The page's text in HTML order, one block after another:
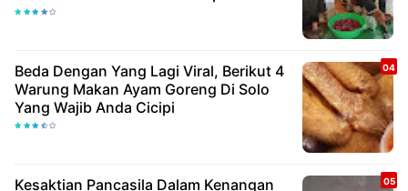
Beda Dengan Yang Lagi Viral, Berikut 4
Warung Makan Ayam Goreng Di Solo
Yang Wajib Anda Cicipi
Kesaktian Pancasila Dalam Kenangan